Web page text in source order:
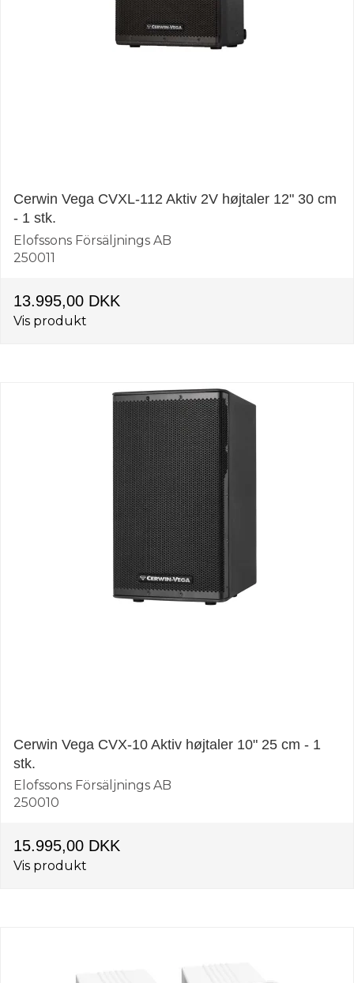
Cerwin Vega CVXL-112 Aktiv 2V højtaler 12" 30 cm
- 1 stk.
Elofssons Försäljnings AB
250011
13.995,00 DKK
Vis produkt
Cerwin Vega CVX-10 Aktiv højtaler 10" 25 cm - 1
stk.
Elofssons Försäljnings AB
250010
15.995,00 DKK
Vis produkt